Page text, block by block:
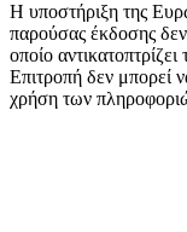
Η υποστήριξη της
παρούσας έκδοσης
οποίο
Επιτροπή δεν μπορεί
χρήση των